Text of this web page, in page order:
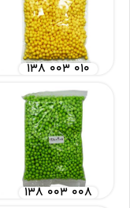
۱۳۸ ۰۰۳ ۰۱۰
۱۳۸ ۰۰۳ ۰۰۸